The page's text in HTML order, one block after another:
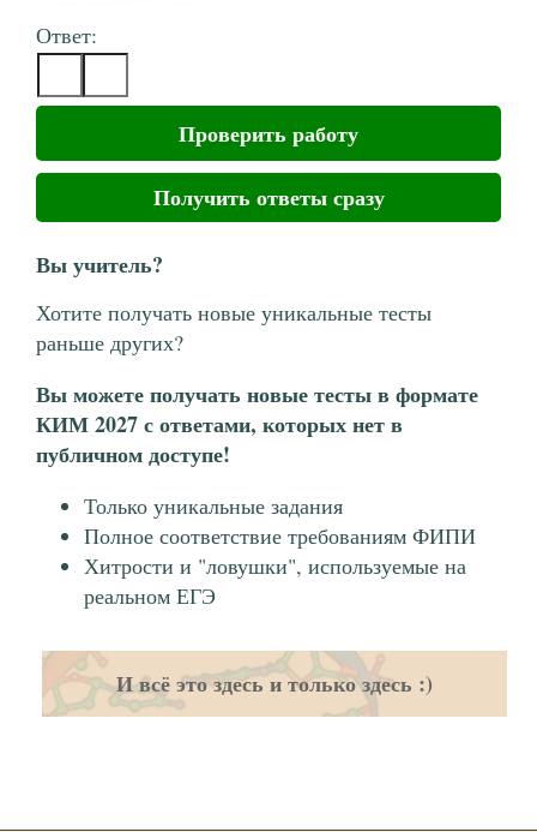
Ответ:
Проверить работу
Получить ответы сразу
Вы учитель?
Хотите получать новые уникальные тесты
раньше других?
Вы можете получать новые тесты в формате
КИМ 2027 с ответами, которых нет в
публичном доступе!
Только уникальные задания
Полное соответствие требованиям ФИПИ
Хитрости и "ловушки", используемые на
реальном ЕГЭ
И всё это здесь и только здесь :)